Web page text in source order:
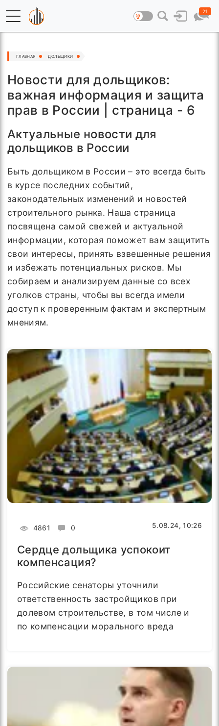
21
ГЛАВНАЯ ДОЛЬЩИКИ
Новости для дольщиков:
важная информация и защита
прав в России | страница - 6
Актуальные новости для
дольщиков в России
Быть дольщиком в России – это всегда быть
в курсе последних событий,
законодательных изменений и новостей
строительного рынка. Наша страница
посвящена самой свежей и актуальной
информации, которая поможет вам защитить
свои интересы, принять взвешенные решения
и избежать потенциальных рисков. Мы
собираем и анализируем данные со всех
уголков страны, чтобы вы всегда имели
доступ к проверенным фактам и экспертным
мнениям.
4861 0 5.08.24, 10:26
Сердце дольщика успокоит
компенсация?
Российские сенаторы уточнили
ответственность застройщиков при
долевом строительстве, в том числе и
по компенсации морального вреда